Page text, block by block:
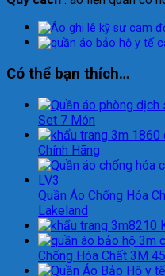
Có thể bạn thích…
Set 7 Món
Chính Hãng
Quần Áo Chống Hóa
Lakeland
Chống Hóa Chất 3M